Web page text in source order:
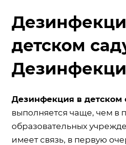
детском
Дезинфекция в детском
выполняется чаще, чем в
образовательных
имеет связь, в первую